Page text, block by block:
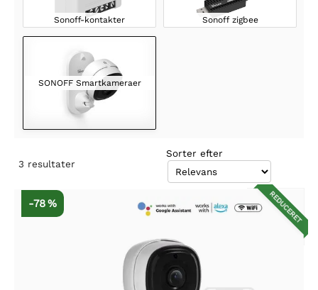
Sonoff-kontakter Sonoff zigbee
SONOFF Smartkameraer
3 resultater
Sorter efter
REDUCERET
-78 %